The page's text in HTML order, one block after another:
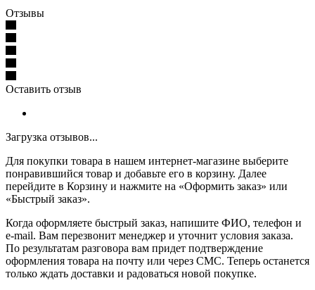
Отзывы
Оставить отзыв
Загрузка отзывов...
Для покупки товара в нашем интернет-магазине выберите
понравившийся товар и добавьте его в корзину. Далее
перейдите в Корзину и нажмите на «Оформить заказ» или
«Быстрый заказ».
Когда оформляете быстрый заказ, напишите ФИО, телефон и
e-mail. Вам перезвонит менеджер и уточнит условия заказа.
По результатам разговора вам придет подтверждение
оформления товара на почту или через СМС. Теперь останется
только ждать доставки и радоваться новой покупке.